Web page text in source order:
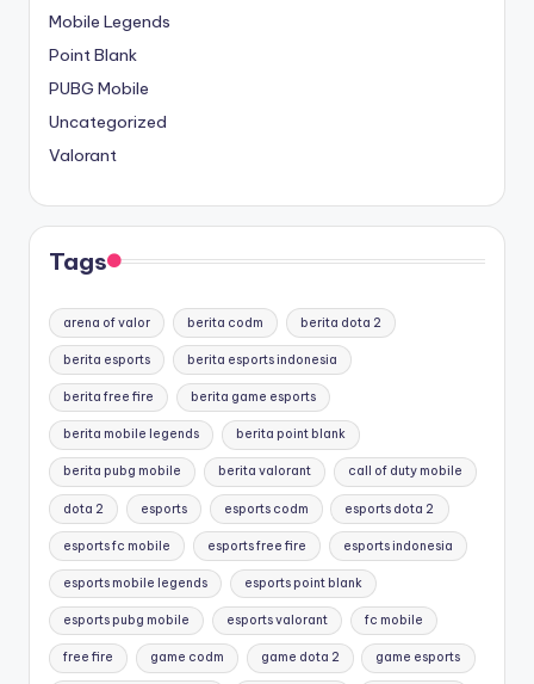
Mobile Legends
Point Blank
PUBG Mobile
Uncategorized
Valorant
Tags
arena of valor berita codm berita dota 2
berita esports berita esports indonesia
berita free fire berita game esports
berita mobile legends berita point blank
berita pubg mobile berita valorant call of duty mobile
dota 2 esports esports codm esports dota 2
esports fc mobile esports free fire esports indonesia
esports mobile legends esports point blank
esports pubg mobile esports valorant fc mobile
free fire game codm game dota 2 game esports